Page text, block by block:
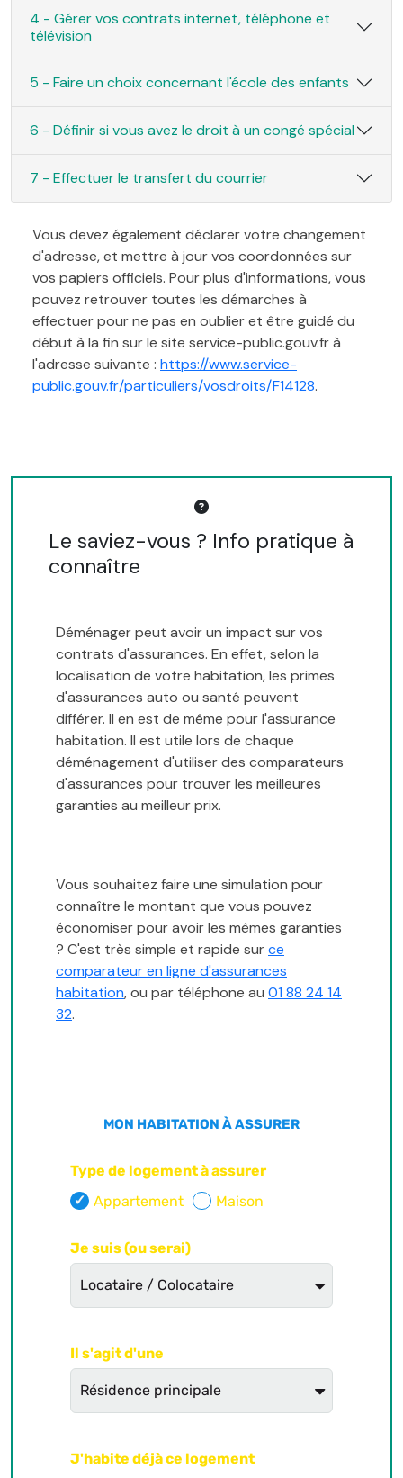
4 - Gérer vos contrats internet, téléphone et
télévision
5 - Faire un choix concernant l'école des enfants
6 - Définir si vous avez le droit à un congé spécial
7 - Effectuer le transfert du courrier
Vous devez également déclarer votre changement
d'adresse, et mettre à jour vos coordonnées sur
vos papiers officiels. Pour plus d'informations, vous
pouvez retrouver toutes les démarches à
effectuer pour ne pas en oublier et être guidé du
début à la fin sur le site service-public.gouv.fr à
l'adresse suivante : https://www.service-
public.gouv.fr/particuliers/vosdroits/F14128.
Le saviez-vous ? Info pratique à
connaître
Déménager peut avoir un impact sur vos
contrats d'assurances. En effet, selon la
localisation de votre habitation, les primes
d'assurances auto ou santé peuvent
différer. Il en est de même pour l'assurance
habitation. Il est utile lors de chaque
déménagement d'utiliser des comparateurs
d'assurances pour trouver les meilleures
garanties au meilleur prix.
Vous souhaitez faire une simulation pour
connaître le montant que vous pouvez
économiser pour avoir les mêmes garanties
? C'est très simple et rapide surce
comparateur en ligne d'assurances
habitation, ou par téléphone au 01 88 24 14
32.